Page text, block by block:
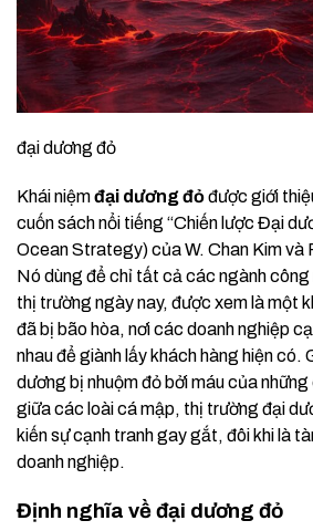
đại dương đỏ
Khái niệmđại dương đỏđược giới
cuốn sách nổi tiếng “Chiến lược Đại
Ocean Strategy) của W. Chan Kim và
Nó dùng để chỉ tất cả các ngành công
thị trường ngày nay, được xem là một
đã bị bão hòa, nơi các doanh nghiệp
nhau để giành lấy khách hàng hiện có.
dương bị nhuộm đỏ bởi máu của
giữa các loài cá mập, thị trường đại
kiến sự cạnh tranh gay gắt, đôi khi là
doanh nghiệp.
Định nghĩa về đại dương đỏ